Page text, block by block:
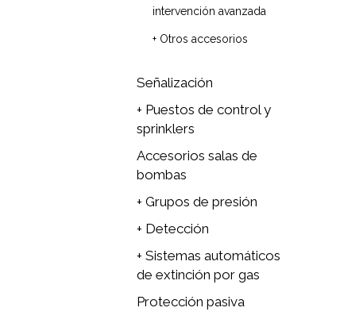
intervención avanzada
+ Otros accesorios
Señalización
+ Puestos de control y
sprinklers
Accesorios salas de
bombas
+ Grupos de presión
+ Detección
+ Sistemas automáticos
de extinción por gas
Protección pasiva